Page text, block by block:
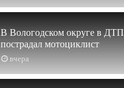
вчера
В Вологодском округе в ДТП
пострадал мотоциклист